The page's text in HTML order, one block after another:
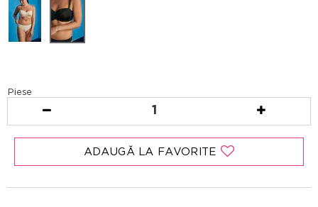
Piese
1
ADAUGĂ LA FAVORITE